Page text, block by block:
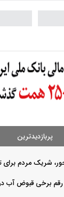
پربازدیدترین
شریک مردم
رقم برخی قبوض آب